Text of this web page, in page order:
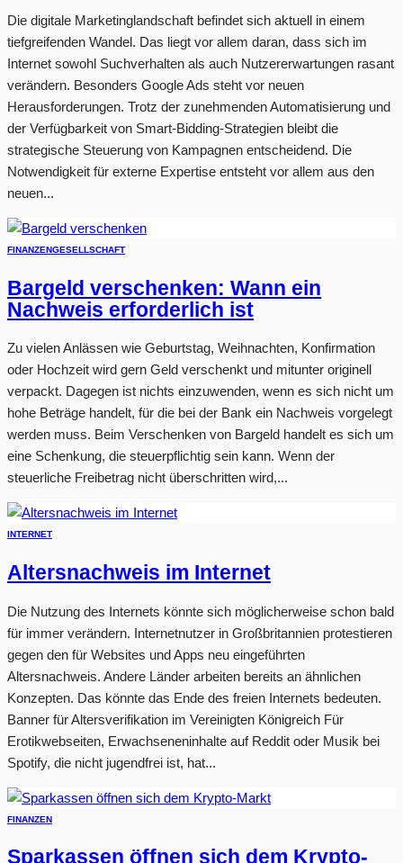
Die digitale Marketinglandschaft befindet sich aktuell in einem
tiefgreifenden Wandel. Das liegt vor allem daran, dass sich im
Internet sowohl Suchverhalten als auch Nutzererwartungen rasant
verändern. Besonders Google Ads steht vor neuen
Herausforderungen. Trotz der zunehmenden Automatisierung und
der Verfügbarkeit von Smart-Bidding-Strategien bleibt die
strategische Steuerung von Kampagnen entscheidend. Die
Notwendigkeit für externe Expertise entsteht vor allem aus den
neuen...
FINANZENGESELLSCHAFT
Bargeld verschenken: Wann ein
Nachweis erforderlich ist
Zu vielen Anlässen wie Geburtstag, Weihnachten, Konfirmation
oder Hochzeit wird gern Geld verschenkt und mitunter originell
verpackt. Dagegen ist nichts einzuwenden, wenn es sich nicht um
hohe Beträge handelt, für die bei der Bank ein Nachweis vorgelegt
werden muss. Beim Verschenken von Bargeld handelt es sich um
eine Schenkung, die steuerpflichtig sein kann. Wenn der
steuerliche Freibetrag nicht überschritten wird,...
INTERNET
Altersnachweis im Internet
Die Nutzung des Internets könnte sich möglicherweise schon bald
für immer verändern. Internetnutzer in Großbritannien protestieren
gegen den für Websites und Apps neu eingeführten
Altersnachweis. Andere Länder arbeiten bereits an ähnlichen
Konzepten. Das könnte das Ende des freien Internets bedeuten.
Banner für Altersverifikation im Vereinigten Königreich Für
Erotikwebseiten, Erwachseneninhalte auf Reddit oder Musik bei
Spotify, die nicht jugendfrei ist, hat...
FINANZEN
Sparkassen öffnen sich dem Krypto-